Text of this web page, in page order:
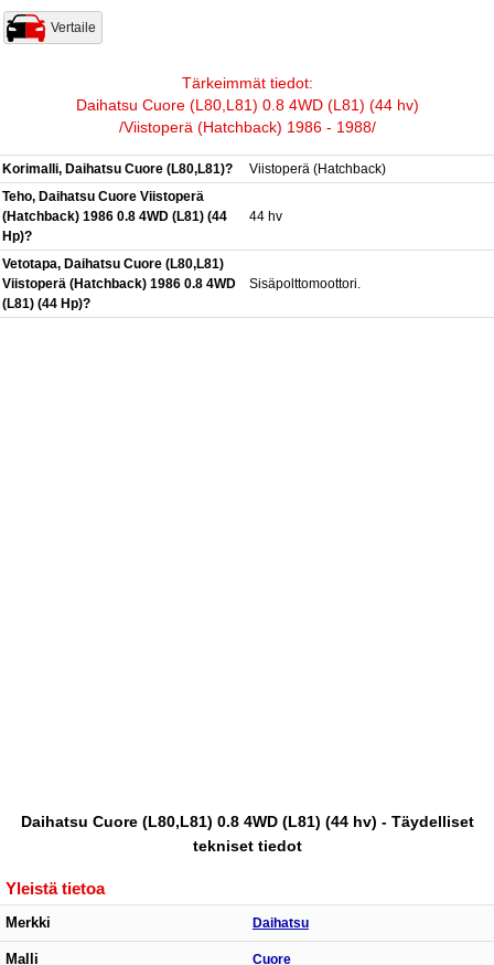
Vertaile
Tärkeimmät tiedot:
Daihatsu Cuore (L80,L81) 0.8 4WD (L81) (44 hv)
/Viistoperä (Hatchback) 1986 - 1988/
Korimalli, Daihatsu Cuore (L80,L81)?
Viistoperä (Hatchback)
Teho, Daihatsu Cuore Viistoperä
(Hatchback) 1986 0.8 4WD (L81) (44
Hp)?
44 hv
Vetotapa, Daihatsu Cuore (L80,L81)
Viistoperä (Hatchback) 1986 0.8 4WD
(L81) (44 Hp)?
Sisäpolttomoottori.
Daihatsu Cuore (L80,L81) 0.8 4WD (L81) (44 hv) - Täydelliset
tekniset tiedot
Yleistä tietoa
Merkki Daihatsu
Malli Cuore